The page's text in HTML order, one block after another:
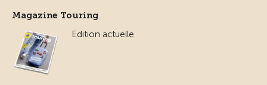
Magazine Touring
Edition actuelle